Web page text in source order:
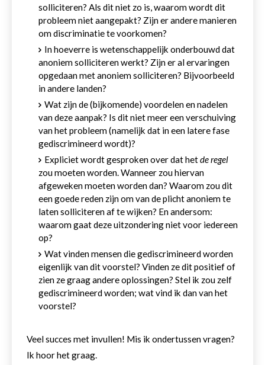
solliciteren? Als dit niet zo is, waarom wordt dit
probleem niet aangepakt? Zijn er andere manieren
om discriminatie te voorkomen?
In hoeverre is wetenschappelijk onderbouwd dat
anoniem solliciteren werkt? Zijn er al ervaringen
opgedaan met anoniem solliciteren? Bijvoorbeeld
in andere landen?
Wat zijn de (bijkomende) voordelen en nadelen
van deze aanpak? Is dit niet meer een verschuiving
van het probleem (namelijk dat in een latere fase
gediscrimineerd wordt)?
Expliciet wordt gesproken over dat hetde regel
zou moeten worden. Wanneer zou hiervan
afgeweken moeten worden dan? Waarom zou dit
een goede reden zijn om van de plicht anoniem te
laten solliciteren af te wijken? En andersom:
waarom gaat deze uitzondering niet voor iedereen
op?
Wat vinden mensen die gediscrimineerd worden
eigenlijk van dit voorstel? Vinden ze dit positief of
zien ze graag andere oplossingen? Stel ik zou zelf
gediscrimineerd worden; wat vind ik dan van het
voorstel?
Veel succes met invullen! Mis ik ondertussen vragen?
Ik hoor het graag.